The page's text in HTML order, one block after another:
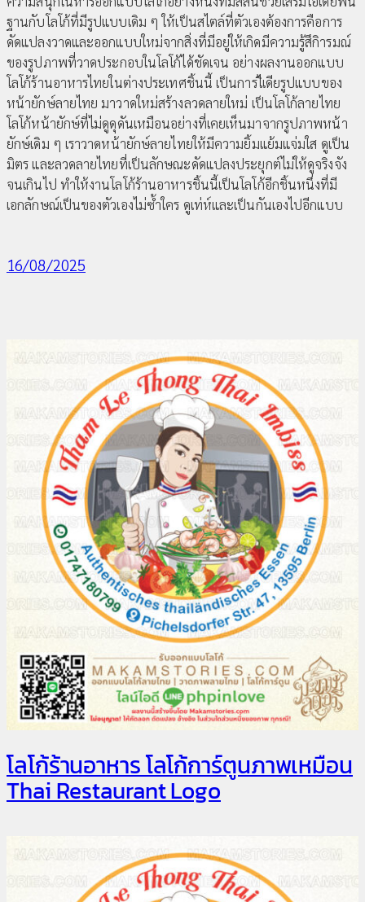
ฐานกับโลโก้ที่มีรูปแบบเดิม ๆ ให้เป็นสไตล์ที่ตัวเองต้องการคือการ
ดัดแปลงวาดและออกแบบใหม่จากสิ่งที่มีอยู่ให้เกิดมีความรู้สึกิารมณ์
ของรูปภาพที่วาดประกอบในโลโก้ได้ชัดเจน อย่างผลงานออกแบบ
โลโก้ร้านอาหารไทยในต่างประเทศชิ้นนี้ เป็นการไิเดียรูปแบบของ
หน้ายักษ์ลายไทย มาวาดใหม่สร้างลวดลายใหม่ เป็นโลโก้ลายไทย
โลโก้หน้ายักษ์ที่ไม่ดูดุดันเหมือนอย่างที่เคยเห็นมาจากรูปภาพหน้า
ยักษ์เดิม ๆ เราวาดหน้ายักษ์ลายไทยให้มีความยิ้มแย้มแจ่มใส ดูเป็น
มิตร และลวดลายไทยที่เป็นลักษณะดัดแปลงประยุกต์ไม่ให้ดูจริงจัง
จนเกินไป ทำให้งานโลโก้ร้านอาหารชิ้นนี้เป็นโลโก้อีกชิ้นหนึ่งที่มี
เอกลักษณ์เป็นของตัวเองไม่ซ้ำใคร ดูเท่ห์และเป็นกันเองไปอีกแบบ
16/08/2025
โลโก้ร้านอาหาร โลโก้การ์ตูนภาพเหมือน
Thai Restaurant Logo